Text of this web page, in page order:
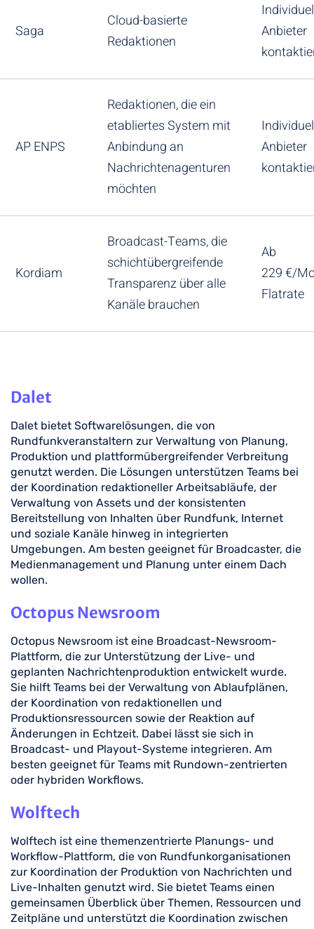
Saga
Cloud-basierte
Redaktionen
Anbieter
AP ENPS
Redaktionen, die ein
etabliertes System mit
Anbindung an
Nachrichtenagenturen
möchten
Anbieter
Kordiam
Broadcast-Teams, die
schichtübergreifende
Transparenz über alle
Kanäle brauchen
Ab
229 €/
Flatrate
Dalet
Dalet bietet Softwarelösungen, die von
Rundfunkveranstaltern zur Verwaltung von Planung,
Produktion und plattformübergreifender Verbreitung
genutzt werden. Die Lösungen unterstützen Teams bei
der Koordination redaktioneller Arbeitsabläufe, der
Verwaltung von Assets und der konsistenten
Bereitstellung von Inhalten über Rundfunk, Internet
und soziale Kanäle hinweg in integrierten
Umgebungen. Am besten geeignet für Broadcaster, die
Medienmanagement und Planung unter einem Dach
wollen.
Octopus Newsroom
Octopus Newsroom ist eine Broadcast-Newsroom-
Plattform, die zur Unterstützung der Live- und
geplanten Nachrichtenproduktion entwickelt wurde.
Sie hilft Teams bei der Verwaltung von Ablaufplänen,
der Koordination von redaktionellen und
Produktionsressourcen sowie der Reaktion auf
Änderungen in Echtzeit. Dabei lässt sie sich in
Broadcast- und Playout-Systeme integrieren. Am
besten geeignet für Teams mit Rundown-zentrierten
oder hybriden Workflows.
Wolftech
Wolftech ist eine themenzentrierte Planungs- und
Workflow-Plattform, die von Rundfunkorganisationen
zur Koordination der Produktion von Nachrichten und
Live-Inhalten genutzt wird. Sie bietet Teams einen
gemeinsamen Überblick über Themen, Ressourcen und
Zeitpläne und unterstützt die Koordination zwischen